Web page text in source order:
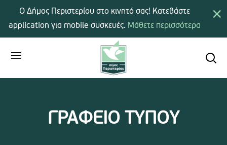
ΓΡΑΦΕΙΟ ΤΥΠΟΥ
×
Ο Δήμος Περιστερίου στο κινητό σας! Κατεβάστε
application για mobile συσκευές. Μάθετε περισσότερα